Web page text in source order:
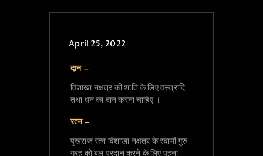
April 25, 2022
दान –
विशाखा नक्षत्र की शांति के लिए वस्त्रादि
तथा धन का दान करना चाहिए ।
रत्न –
पुखराज रत्न विशाखा नक्षत्र के स्वामी गुरु
ग्रह को बल प्रदान करने के लिए पहना